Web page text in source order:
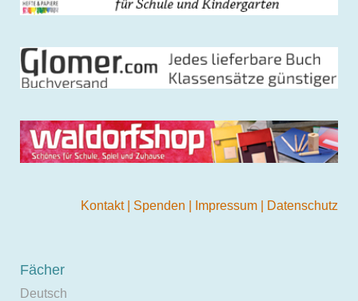
Kontakt Spenden Impressum Datenschutz
Fächer
Deutsch